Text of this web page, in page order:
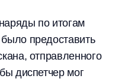
по итогам
предоставить
отправленного
диспетчер мог